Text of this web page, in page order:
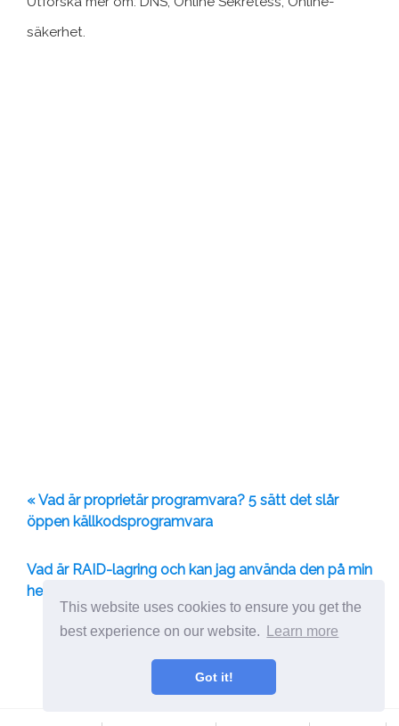
This website uses cookies to ensure you get the
best experience on our website.
Learn more
Got it!
Dela med sig:
säkerhet.
« Vad är proprietär programvara? 5 sätt det slår
öppen källkodsprogramvara
Vad är RAID-lagring och kan jag använda den på min
hem-dator? [Teknologi förklarad] »